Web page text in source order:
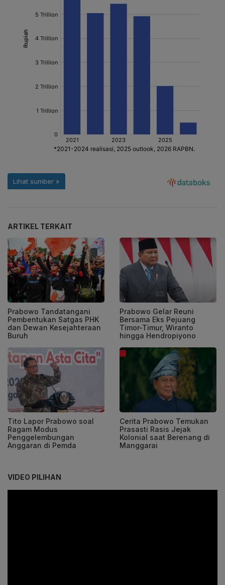
ARTIKEL TERKAIT
Prabowo Tandatangani
Pembentukan Satgas PHK
dan Dewan Kesejahteraan
Buruh
Prabowo Gelar Reuni
Bersama Eks Pejuang
Timor-Timur, Wiranto
hingga Hendropiyono
Tito Lapor Prabowo soal
Ragam Modus
Penggelembungan
Anggaran di Pemda
Cerita Prabowo Temukan
Prasasti Rasis Jejak
Kolonial saat Berenang di
Manggarai
VIDEO PILIHAN